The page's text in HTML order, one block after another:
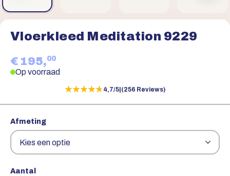
Vloerkleed Meditation 9229
€ 195,00
Op voorraad
★★★★★
★★★★★4,7/5 (256 Reviews)
Afmeting
Aantal